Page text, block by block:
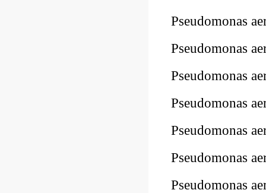
Pseudomonas
Pseudomonas
Pseudomonas
Pseudomonas
Pseudomonas
Pseudomonas
Pseudomonas